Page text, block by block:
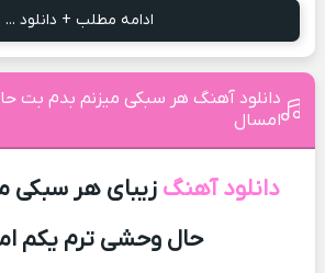
ادامه مطلب + دانلود ...
دانلود آهنگ هر سبکی میزنم بدم بت
امسال
دانلود آهنگ زیبای هر سبکی
حال وحشی ترم یکم